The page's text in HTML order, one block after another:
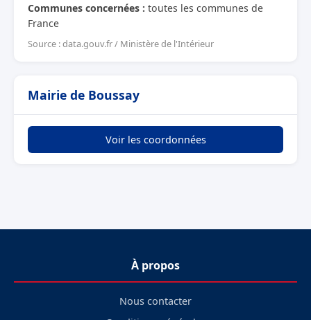
Communes concernées : toutes les communes de
France
Source : data.gouv.fr / Ministère de l'Intérieur
Mairie de Boussay
Voir les coordonnées
À propos
Nous contacter